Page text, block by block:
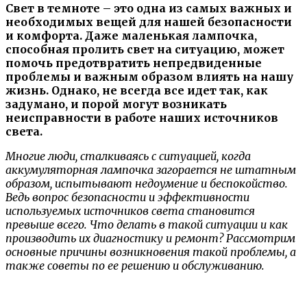
Свет в темноте – это одна из самых важных и
необходимых вещей для нашей безопасности
и комфорта. Даже маленькая лампочка,
способная пролить свет на ситуацию, может
помочь предотвратить непредвиденные
проблемы и важным образом влиять на нашу
жизнь. Однако, не всегда все идет так, как
задумано, и порой могут возникать
неисправности в работе наших источников
света.
Многие люди, сталкиваясь с ситуацией, когда
аккумуляторная лампочка загорается не штатным
образом, испытывают недоумение и беспокойство.
Ведь вопрос безопасности и эффективности
используемых источников света становится
превыше всего. Что делать в такой ситуации и как
производить их диагностику и ремонт? Рассмотрим
основные причины возникновения такой проблемы, а
также советы по ее решению и обслуживанию.